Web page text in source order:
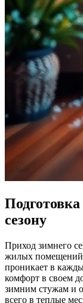
сезону
Приход зимнего
жилых помещений,
проникает в
комфорт в своем
зимним стужам и
всего в теплые